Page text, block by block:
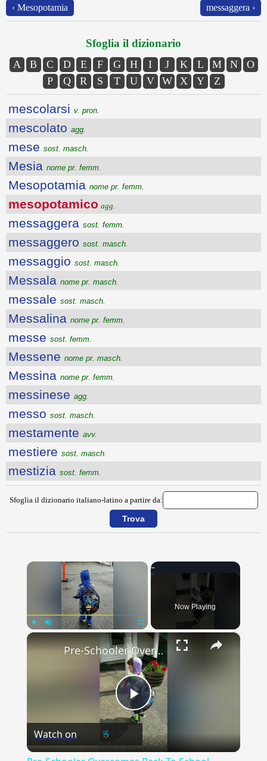
‹ Mesopotamia messaggera ›
Sfoglia il dizionario
A B C D E F G H I J K L M N
O
P
Q R S T U V W X Y Z
mescolarsi v. pron.
mescolato agg.
mese sost. masch.
Mesia nome pr. femm.
Mesopotamia nome pr. femm.
mesopotamico agg.
messaggera sost. femm.
messaggero sost. masch.
messaggio sost. masch.
Messala nome pr. masch.
messale sost. masch.
Messalina nome pr. femm.
messe sost. femm.
Messene nome pr. masch.
Messina nome pr. femm.
messinese agg.
messo sost. masch.
mestamente avv.
mestiere sost. masch.
mestizia sost. femm.
Sfoglia il dizionario italiano-latino a partire da:
×
Fullscreen
Now Playing
×
Play
Video
Pre-Schooler Overcomes Back To School Nerves With Superhero Costumes | Happily TV
Watch on